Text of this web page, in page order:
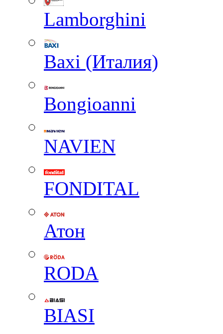
Lamborghini
Baxi (Италия)
Вongioanni
NAVIEN
FONDITAL
Атон
RODA
BIASI